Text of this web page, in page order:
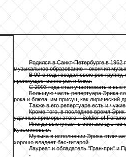
Родился в Санкт-Петербурге в 1962
музыкальное образование – окончил
В 90-е годы создал свою рок-
преимущественно рок и блюз.
С 2003 года стал участвовать в
Большую часть репертуара Эрика
рока и блюза, им присущ как лирический
Также в его репертуаре есть и
Кроме того, в последнее время
удачные примеры этого – Soldier of
Иногда выступает в составе
Кузьминовым.
Музыка в исполнении Эрика
хорошо владеет бас-гитарой.
Лауреат и обладатель "Гран-при" и